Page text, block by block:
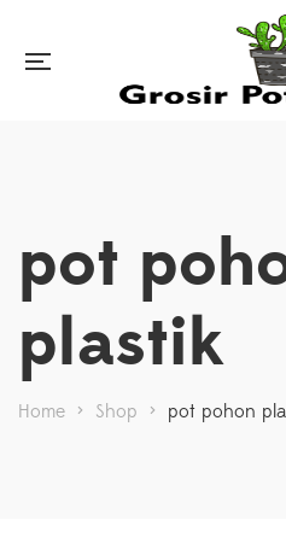
pot
plastik
Home > Shop > pot pohon